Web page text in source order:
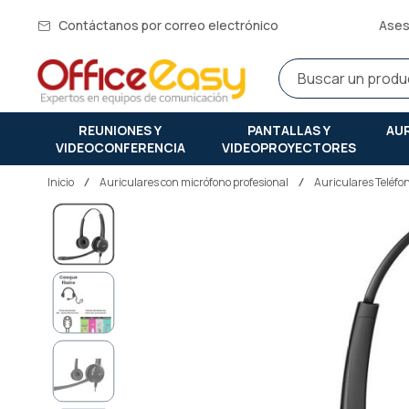
Contáctanos por correo electrónico
REUNIONES Y
VIDEOCONFERENCIA
PANTALLAS Y
VIDEOPROYECTORES
Inicio auriculares con micrófono profesional Auriculares
Saltar
de
la
galería
de
imágenes